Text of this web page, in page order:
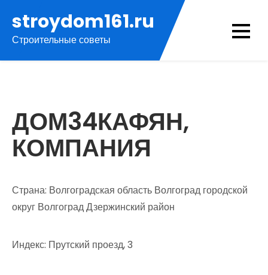
содержимому
stroydom161.ru
Строительные советы
ДОМ34КАФЯН,
КОМПАНИЯ
Страна: Волгоградская область Волгоград городской
округ Волгоград Дзержинский район
Индекс: Прутский проезд, 3